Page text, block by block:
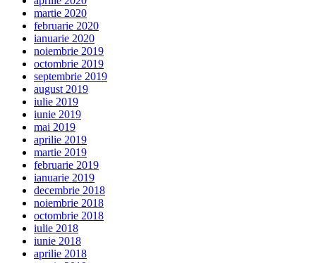
martie 2020
februarie 2020
ianuarie 2020
noiembrie 2019
octombrie 2019
septembrie 2019
august 2019
iulie 2019
iunie 2019
mai 2019
aprilie 2019
martie 2019
februarie 2019
ianuarie 2019
decembrie 2018
noiembrie 2018
octombrie 2018
iulie 2018
iunie 2018
aprilie 2018